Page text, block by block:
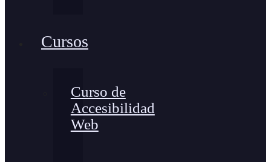
Cursos
Curso de
Accesibilidad
Web